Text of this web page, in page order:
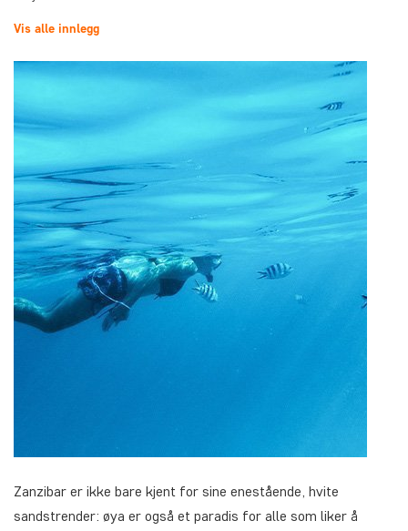
Vis alle innlegg
Zanzibar er ikke bare kjent for sine enestående, hvite
sandstrender: øya er også et paradis for alle som liker å